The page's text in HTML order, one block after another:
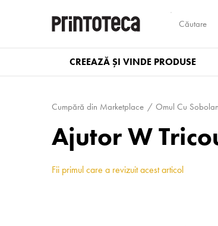
CREEAZĂ ȘI VINDE PRODUSE
Cumpără din Marketplace Omul Cu
Ajutor W
Fii primul care a revizuit acest articol